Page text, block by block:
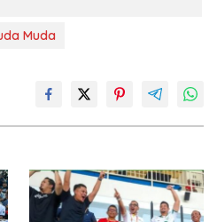
Muda